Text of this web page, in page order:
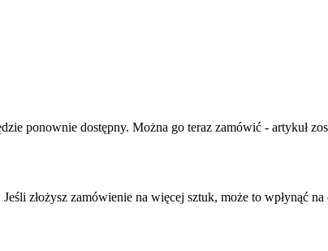
ponownie dostępny. Można go teraz zamówić - artykuł
złożysz zamówienie na więcej sztuk, może to wpłynąć na